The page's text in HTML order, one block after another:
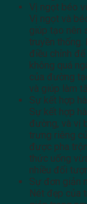
Vị ngọt béo
Vị ngọt và
giúp tạo nên
truyền
điều chỉnh
không quá
của đường
và giúp làm
Sự kết hợp
Sự kết hợp
đường, và vị
trưng riêng
được pha
thức uống
nhiều đối
Sự đơn giản
Nét đẹp của